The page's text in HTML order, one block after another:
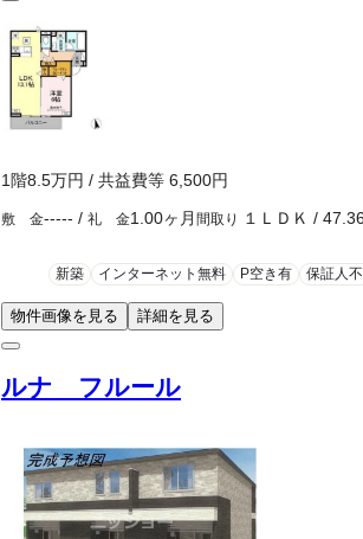
1階8.5万円 / 共益費等 6,500円
敷 金----- / 礼 金1.00ヶ月 間取り １ＬＤＫ / 47.36
新築 インターネット無料 P空き有 保証人
物件画像を見る 詳細を見る
ルナ フルール